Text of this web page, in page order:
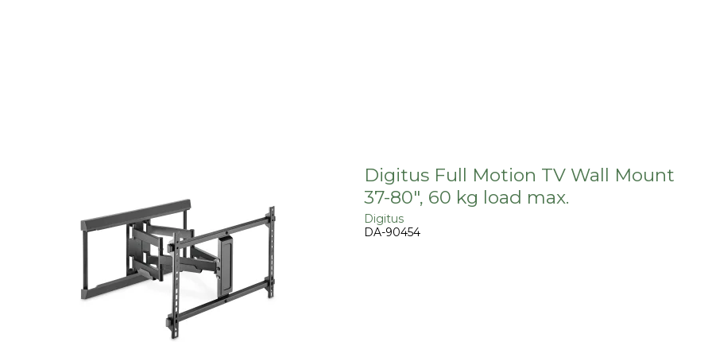
Digitus Full Motion TV Wall Mount
37-80", 60 kg load max.
Digitus
DA-90454